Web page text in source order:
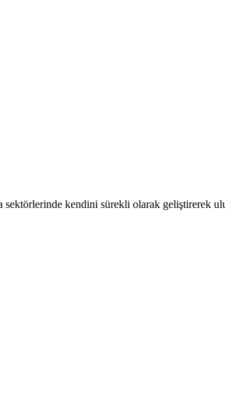
kendini sürekli olarak geliştirerek